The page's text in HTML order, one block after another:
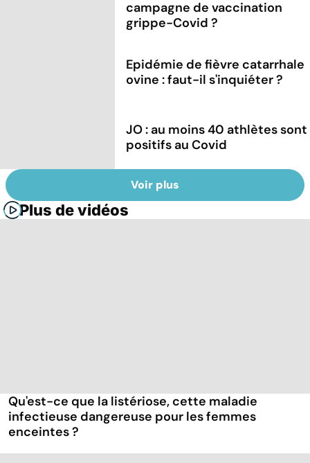
campagne de vaccination
grippe-Covid ?
Epidémie de fièvre catarrhale
ovine : faut-il s'inquiéter ?
JO : au moins 40 athlètes sont
positifs au Covid
Voir plus
Plus de vidéos
Qu'est-ce que la listériose, cette maladie
infectieuse dangereuse pour les femmes
enceintes ?